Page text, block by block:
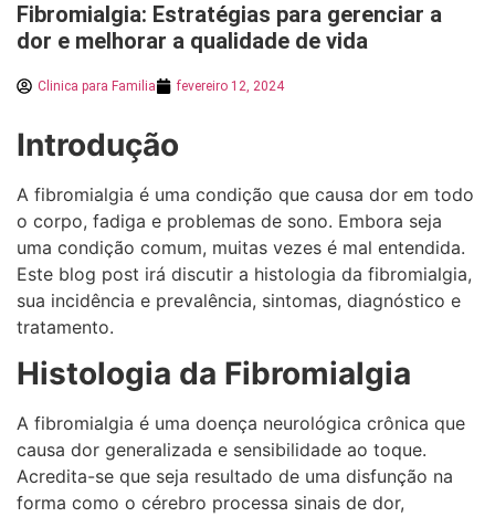
Fibromialgia: Estratégias para gerenciar a
dor e melhorar a qualidade de vida
Clinica para Familia fevereiro 12, 2024
Introdução
A fibromialgia é uma condição que causa dor em todo
o corpo, fadiga e problemas de sono. Embora seja
uma condição comum, muitas vezes é mal entendida.
Este blog post irá discutir a histologia da fibromialgia,
sua incidência e prevalência, sintomas, diagnóstico e
tratamento.
Histologia da Fibromialgia
A fibromialgia é uma doença neurológica crônica que
causa dor generalizada e sensibilidade ao toque.
Acredita-se que seja resultado de uma disfunção na
forma como o cérebro processa sinais de dor,